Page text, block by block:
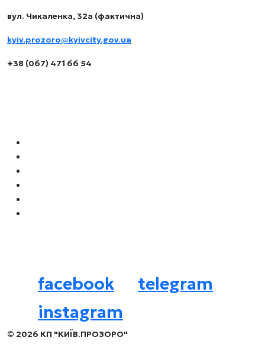
вул. Чикаленка, 32а (фактична)
kyiv.prozoro@kyivcity.gov.ua
+38 (067) 471 66 54
facebook
telegram
instagram
© 2026 КП "КИЇВ.ПРОЗОРО"